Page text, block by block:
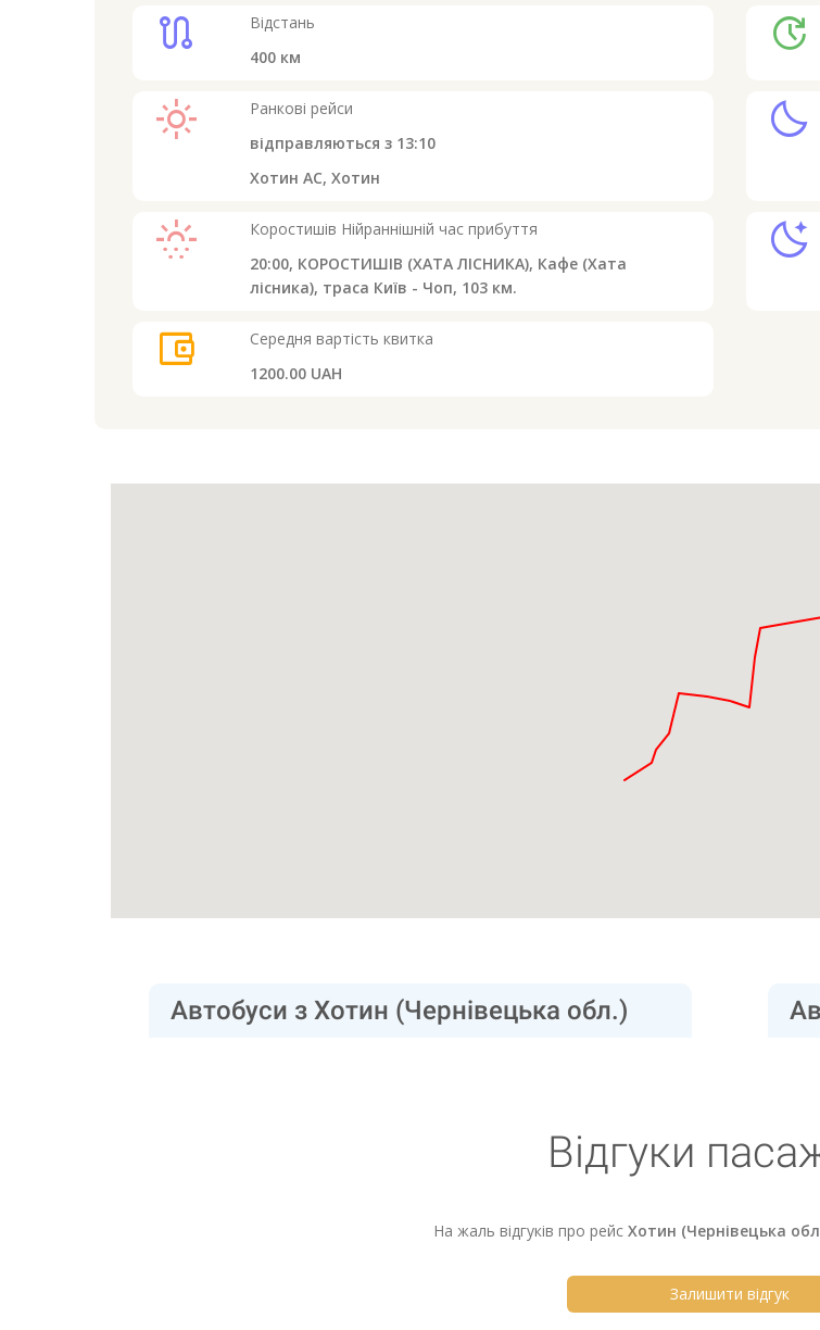
route
Відстань
400км
light_mode
Ранкові рейси
відправляються з 13:10
Хотин АС, Хотин
sunny_snowing Коростишів Нійраннішній час прибуття
20:00, КОРОСТИШІВ (ХАТА ЛІСНИКА), Кафе (Хата
лісника), траса Київ - Чоп, 103 км.
account_balance_wallet
Середня вартість квитка
1200.00 UAH
update
clear_night
sleep
Автобуси з Хотин (Чернівецька обл.)
Відгуки
На жаль відгуків про рейс Хотин (Чернівецька
Залишити відгук